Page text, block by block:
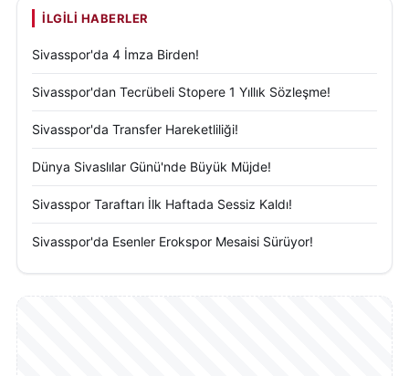
İLGILI HABERLER
Sivasspor'da 4 İmza Birden!
Sivasspor'dan Tecrübeli Stopere 1 Yıllık Sözleşme!
Sivasspor'da Transfer Hareketliliği!
Dünya Sivaslılar Günü'nde Büyük Müjde!
Sivasspor Taraftarı İlk Haftada Sessiz Kaldı!
Sivasspor'da Esenler Erokspor Mesaisi Sürüyor!